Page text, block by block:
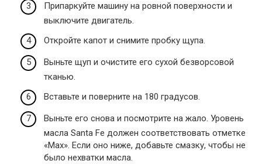
Припаркуйте машину на ровной поверхности и
выключите двигатель.
Откройте капот и снимите пробку щупа.
Выньте щуп и очистите его сухой безворсовой
тканью.
Вставьте и поверните на 180 градусов.
Выньте его снова и посмотрите на жало. Уровень
масла Santa Fe должен соответствовать отметке
«Max». Если оно ниже, добавьте смазку, чтобы не
было нехватки масла.